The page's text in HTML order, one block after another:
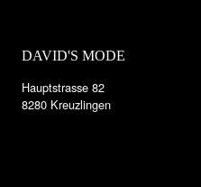
DAVID'S MODE
Hauptstrasse 82
8280 Kreuzlingen